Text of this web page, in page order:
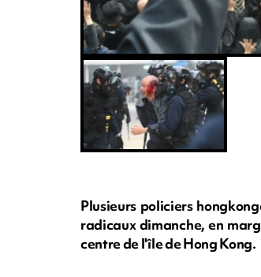
Plusieurs policiers
radicaux dimanche, en
centre de l'île de Hong Kong.